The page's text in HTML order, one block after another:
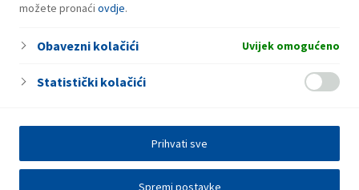
možete pronaći ovdje.
Obavezni kolačići Uvijek omogućeno
Statistički kolačići
Spremi postavke
Prihvati sve